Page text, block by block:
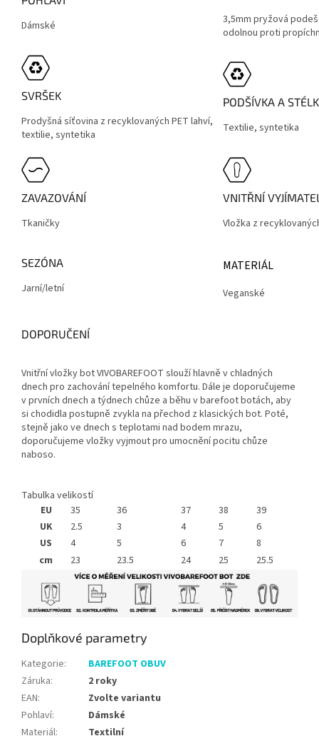
Dámské
3,5mm pryžová
odolnou proti
SVRŠEK
Prodyšná síťovina z recyklovaných PET lahví,
textilie, syntetika
PODŠÍVKA A
Textilie, syntetika
ZAVAZOVÁNÍ
Tkaničky
VNITŘNÍ
Vložka z
SEZÓNA
Jarní/letní
MATERIÁL
Veganské
DOPORUČENÍ
Vnitřní vložky bot VIVOBAREFOOT slouží hlavně v chladných
dnech pro zachování tepelného komfortu. Dále je doporučujeme
v prvních dnech a týdnech chůze a běhu v barefoot botách, aby
si chodidla postupně zvykla na přechod z klasických bot. Poté,
stejně jako ve dnech s teplotami nad bodem mrazu,
doporučujeme vložky vyjmout pro umocnění pocitu chůze
naboso.
Tabulka velikostí
EU
35 36 37 38
39
UK
2.5 3 4 5
6
US
4 5 6 7
8
cm
23 23.5 24 25 25.5
Doplňkové parametry
Kategorie:
BAREFOOT OBUV
Záruka:
2 roky
EAN:
Zvolte variantu
Pohlaví:
Dámské
Materiál:
Textilní